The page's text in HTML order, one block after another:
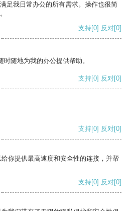
足我日常办公的所有需求。操作也很简
支持[0] 反对[0]
随地为我的办公提供帮助。
支持[0] 反对[0]
支持[0] 反对[0]
你提供最高速度和安全性的连接，并帮
支持[0] 反对[0]